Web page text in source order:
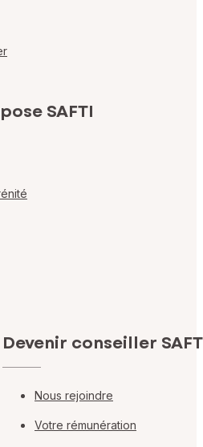
SAFTI
Devenir conseiller
Nous rejoindre
Votre rémunération